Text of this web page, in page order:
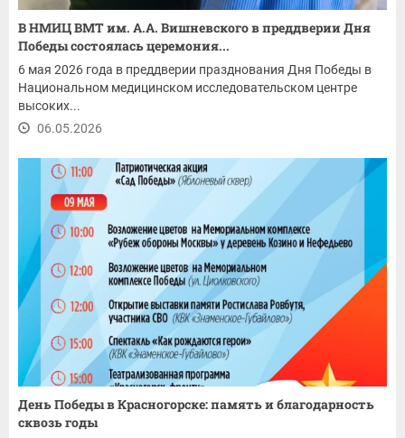
В НМИЦ ВМТ им. А.А. Вишневского в преддверии Дня
Победы состоялась церемония...
6 мая 2026 года в преддверии празднования Дня Победы в
Национальном медицинском исследовательском центре
высоких...
06.05.2026
День Победы в Красногорске: память и благодарность
сквозь годы